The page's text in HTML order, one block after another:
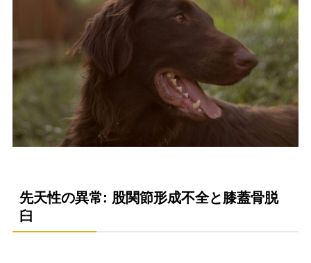
先天性の異常: 股関節形成不全と膝蓋骨脱
臼